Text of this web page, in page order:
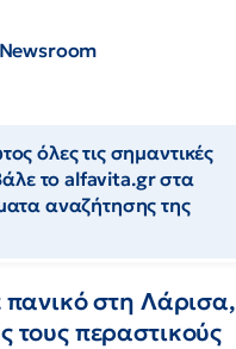
όλες τις σημαντικές
το alfavita.gr στα
αναζήτησης της
στη Λάρισα,
τους περαστικούς